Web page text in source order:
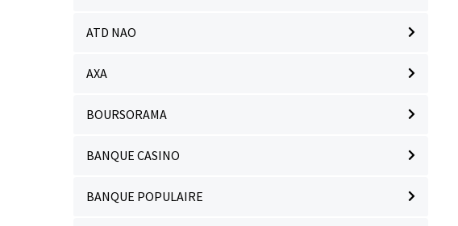
ATD NAO
AXA
BOURSORAMA
BANQUE CASINO
BANQUE POPULAIRE